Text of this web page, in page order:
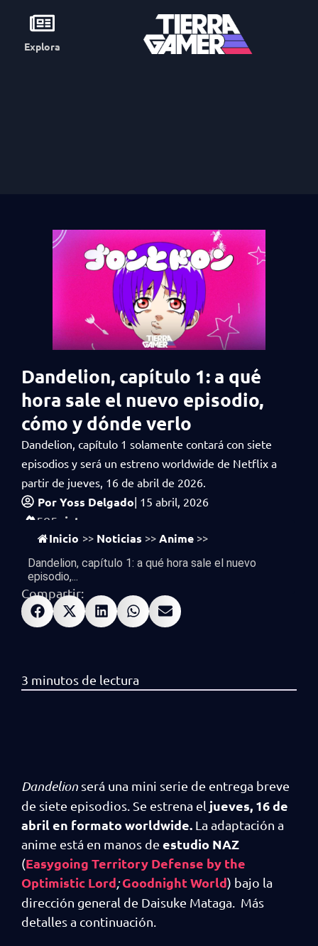
Explora
Dandelion, capítulo 1: a qué
hora sale el nuevo episodio,
cómo y dónde verlo
Dandelion, capítulo 1 solamente contará con siete
episodios y será un estreno worldwide de Netflix a
partir de jueves, 16 de abril de 2026.
PorYoss Delgado| 15 abril, 2026
585 vistas
Inicio >> Noticias >> Anime >>
Dandelion, capítulo 1: a qué hora sale el nuevo
episodio,...
Compartir:
Dandelion será una mini serie de entrega breve
de siete episodios. Se estrena el jueves, 16 de
abril en formato worldwide. La adaptación a
anime está en manos de estudio NAZ
(Easygoing Territory Defense by the
Optimistic Lord;Goodnight World) bajo la
dirección general de Daisuke Mataga. Más
detalles a continuación.